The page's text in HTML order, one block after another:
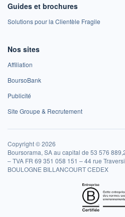
Guides et brochures
Solutions pour la Clientèle Fragile
Nos sites
Affiliation
BoursoBank
Publicité
Site Groupe & Recrutement
Copyright © 2026
Boursorama, SA au capital de 53 576
– TVA FR 69 351 058 151 – 44 rue
BOULOGNE BILLANCOURT CEDEX